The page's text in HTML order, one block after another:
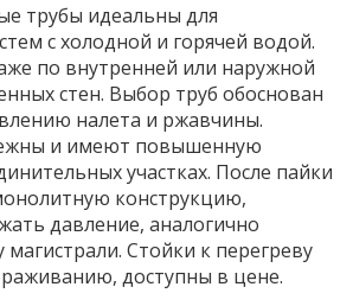
трубы идеальны для
с холодной и горячей водой.
по внутренней или наружной
стен. Выбор труб обоснован
налета и ржавчины.
и имеют повышенную
участках. После пайки
конструкцию,
давление, аналогично
Стойки к перегреву
доступны в цене.